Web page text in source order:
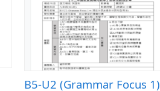
B5-U2 (Grammar Focus 1)